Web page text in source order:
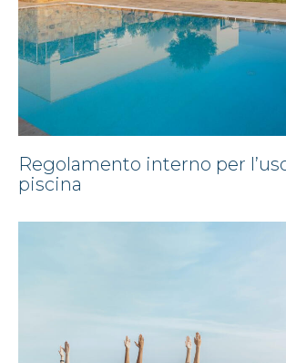
Regolamento interno per
piscina